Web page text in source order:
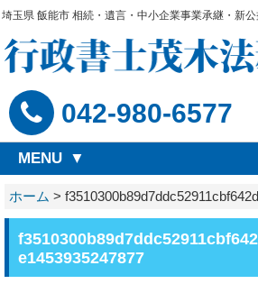
埼玉県 飯能市 相続・遺言・中小企業事業承継・新
042-980-6577
MENU
ホーム >
e1453935247877